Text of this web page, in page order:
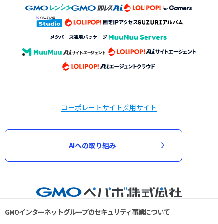
コーポレートサイト採用サイト
AIへの取り組み
GMOインターネットグループのセキュリティ事業について